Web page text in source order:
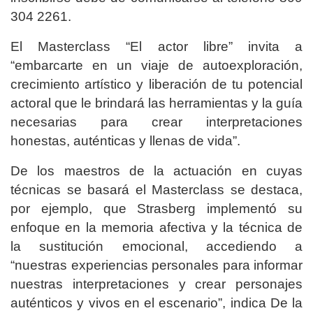
304 2261.
El Masterclass “El actor libre” invita a
“embarcarte en un viaje de autoexploración,
crecimiento artístico y liberación de tu potencial
actoral que le brindará las herramientas y la guía
necesarias para crear interpretaciones
honestas, auténticas y llenas de vida”.
De los maestros de la actuación en cuyas
técnicas se basará el Masterclass se destaca,
por ejemplo, que Strasberg implementó su
enfoque en la memoria afectiva y la técnica de
la sustitución emocional, accediendo a
“nuestras experiencias personales para informar
nuestras interpretaciones y crear personajes
auténticos y vivos en el escenario”, indica De la